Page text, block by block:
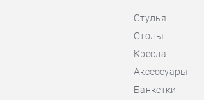
Стулья
Столы
Кресла
Аксессуары
Банкетки